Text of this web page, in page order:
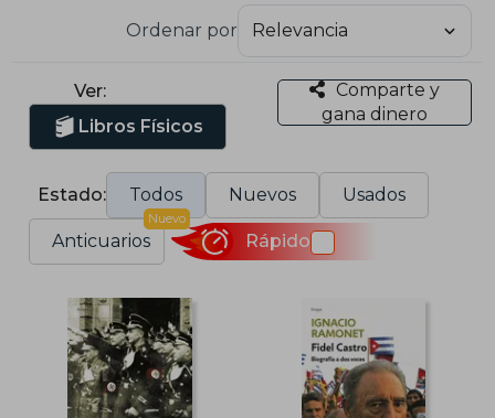
Ordenar por
Ver:
Libros Físicos
Comparte y
gana dinero
Estado: Todos Nuevos Usados
Anticuarios
Nuevo
Rápido